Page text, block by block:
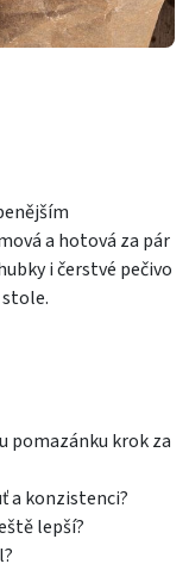
a hotová za pár
i čerstvé pečivo
pomazánku krok za
a konzistenci?
lepší?